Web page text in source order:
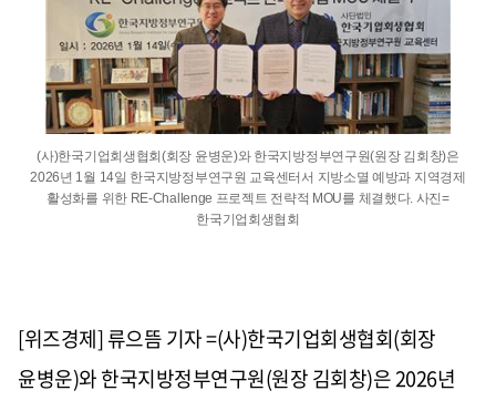
(사)한국기업회생협회(회장 윤병운)와 한국지방정부연구원(원장 김회창)은
2026년 1월 14일 한국지방정부연구원 교육센터서 지방소멸 예방과 지역경제
활성화를 위한 RE-Challenge 프로젝트 전략적 MOU를 체결했다. 사진=
한국기업회생협회
[위즈경제] 류으뜸 기자 =(사)한국기업회생협회(회장
윤병운)와 한국지방정부연구원(원장 김회창)은 2026년